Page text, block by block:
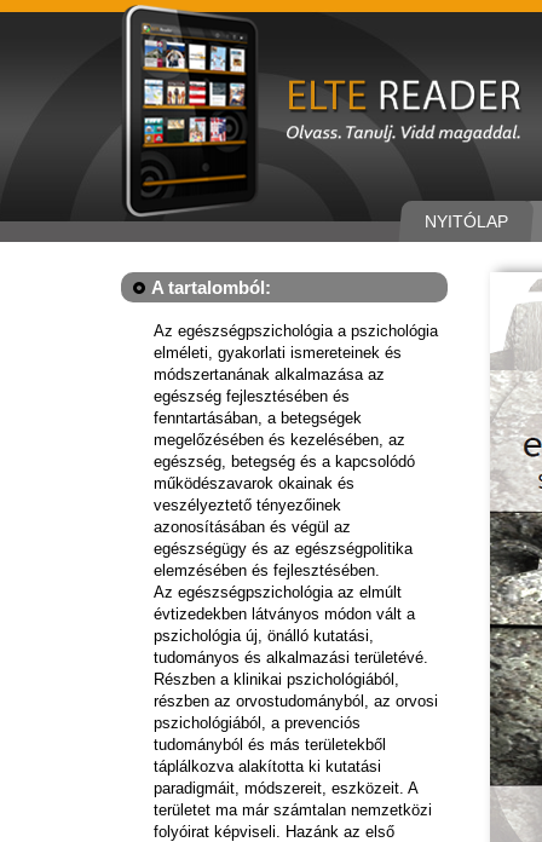
NYITÓLAP
A tartalomból:
Az egészségpszichológia a pszichológia
elméleti, gyakorlati ismereteinek és
módszertanának alkalmazása az
egészség fejlesztésében és
fenntartásában, a betegségek
megelőzésében és kezelésében, az
egészség, betegség és a kapcsolódó
működészavarok okainak és
veszélyeztető tényezőinek
azonosításában és végül az
egészségügy és az egészségpolitika
elemzésében és fejlesztésében.
Az egészségpszichológia az elmúlt
évtizedekben látványos módon vált a
pszichológia új, önálló kutatási,
tudományos és alkalmazási területévé.
Részben a klinikai pszichológiából,
részben az orvostudományból, az orvosi
pszichológiából, a prevenciós
tudományból és más területekből
táplálkozva alakította ki kutatási
paradigmáit, módszereit, eszközeit. A
területet ma már számtalan nemzetközi
folyóirat képviseli. Hazánk az első